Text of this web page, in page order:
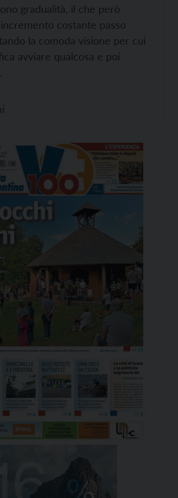
gradualità, il che però
costante passo
la comoda visione per cui
avviare qualcosa e poi